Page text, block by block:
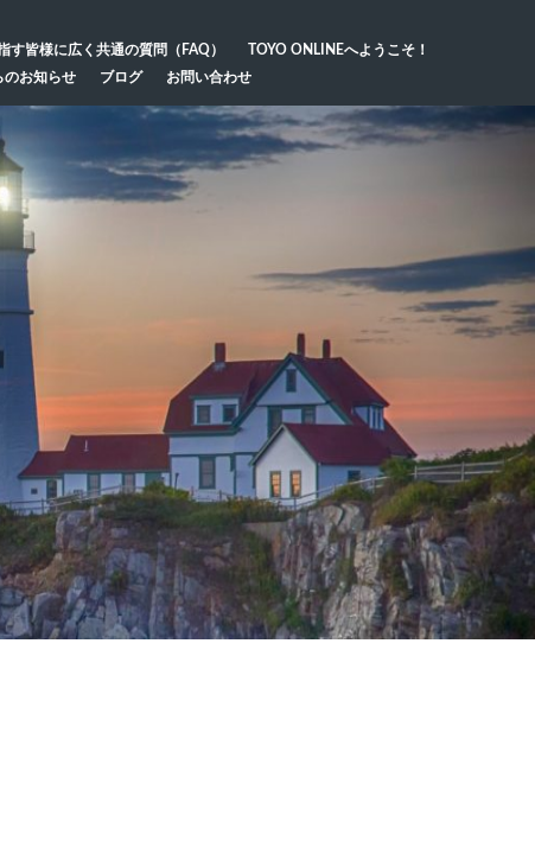
す皆様に広く共通の質問（FAQ）
TOYO ONLINEへようこそ！
のお知らせ ブログ お問い合わせ